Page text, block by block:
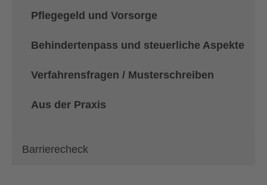
Pflegegeld und Vorsorge
Behindertenpass und steuerliche Aspekte
Verfahrensfragen / Musterschreiben
Aus der Praxis
Barrierecheck